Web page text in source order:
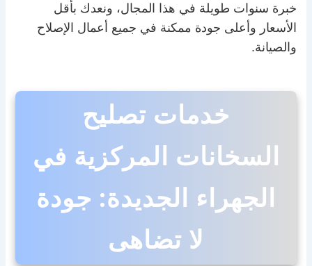
خبرة سنوات طويلة في هذا المجال، ونعدك بأقل
الأسعار وأعلى جودة ممكنة في جميع أعمال الإصلاح
والصيانة.
خدمات تصليح
السخانات المركزية في
الجهراء الجديدة: جودة
لا تضاهى